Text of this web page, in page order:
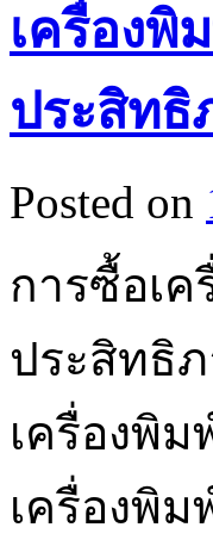
เครื่องพิ
ประสิทธิ
Posted on
การซื้อเ
ประสิทธิ
เครื่องพิ
เครื่องพิ